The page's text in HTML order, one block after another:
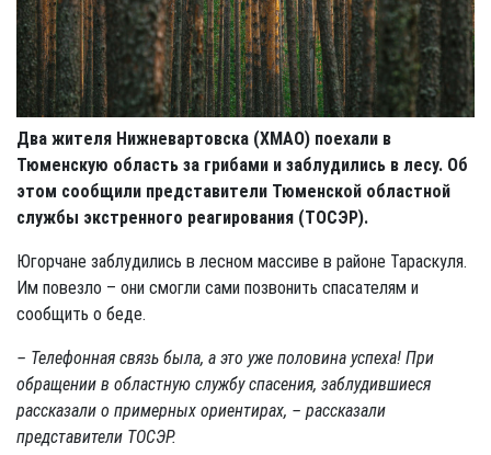
Два жителя Нижневартовска (ХМАО) поехали в
Тюменскую область за грибами и заблудились в лесу. Об
этом сообщили представители Тюменской областной
службы экстренного реагирования (ТОСЭР).
Югорчане заблудились в лесном массиве в районе Тараскуля.
Им повезло – они смогли сами позвонить спасателям и
сообщить о беде.
– Телефонная связь была, а это уже половина успеха! При
обращении в областную службу спасения, заблудившиеся
рассказали о примерных ориентирах, – рассказали
представители ТОСЭР.